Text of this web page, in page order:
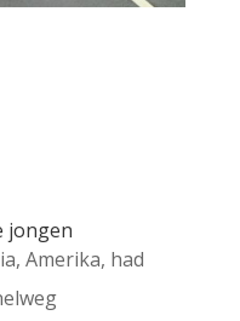
jongen
Amerika, had